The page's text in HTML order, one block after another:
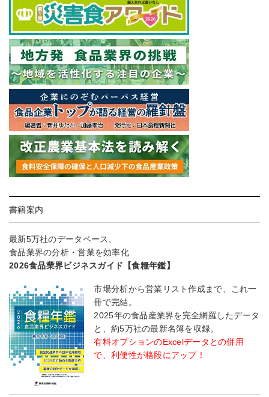
書籍案内
最新5万社のデータベース。
食品業界の分析・営業を効率化
2026食品業界ビジネスガイド【食糧年鑑】
市場分析から営業リスト作成まで、これ一
冊で完結。
2025年の食品産業界を完全網羅したデータ
と、約5万社の最新名簿を収録。
有料オプションのExcelデータとの併用
で、利便性が格段にアップ！